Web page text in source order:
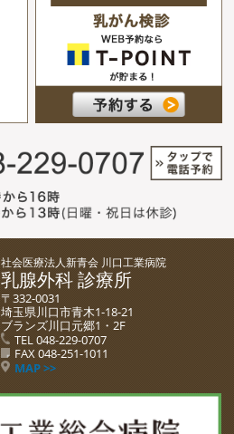
社会医療法人新青会 川口工業病院
乳腺外科 診療所
〒332-0031
埼玉県川口市青木1-18-21
ブランズ川口元郷1・2F
TEL 048-229-0707
FAX 048-251-1011
MAP >>